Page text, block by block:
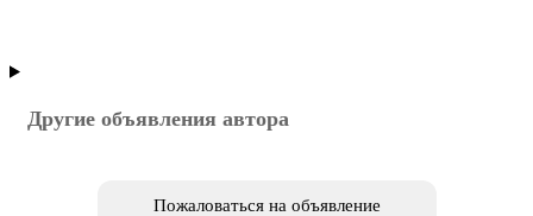
Другие объявления автора
Пожаловаться на объявление